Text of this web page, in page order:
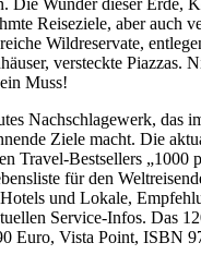
Reiseziele, aber auch
Wildreservate,
versteckte Piazzas.
Muss!
Nachschlagewerk, das
Ziele macht. Die
Travel-Bestsellers „1000
für den
und Lokale,
Service-Infos. Das
Euro, Vista Point, ISBN